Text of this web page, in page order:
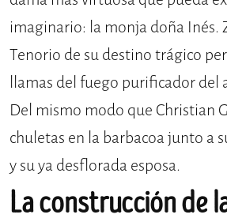
imaginario: la monja doña Inés.
Tenorio de su destino trágico
llamas del fuego purificador del
Del mismo modo que Christian
chuletas en la barbacoa junto a
y su ya desflorada esposa.
La construcción de